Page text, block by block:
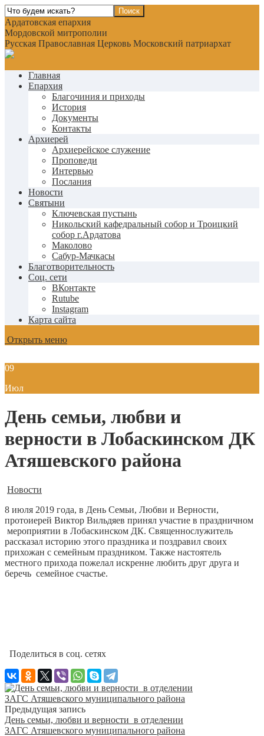
Ардатовская епархия
Мордовской митрополии
Русская Православная Церковь Московский патриархат
Главная
Епархия
Благочиния и приходы
История
Документы
Контакты
Архиерей
Архиерейское служение
Проповеди
Интервью
Послания
Новости
Святыни
Ключевская пустынь
Никольский кафедральный собор и Троицкий
собор г.Ардатова
Маколово
Сабур-Мачкасы
Благотворительность
Соц. сети
ВКонтакте
Rutube
Instagram
Карта сайта
Открыть меню
09
Июл
День семьи, любви и
верности в Лобаскинском ДК
Атяшевского района
Новости
8 июля 2019 года, в День Семьи, Любви и Верности,
протоиерей Виктор Вильдяев принял участие в праздничном
мероприятии в Лобаскинском ДК. Священнослужитель
рассказал историю этого праздника и поздравил своих
прихожан с семейным праздником. Также настоятель
местного прихода пожелал искренне любить друг друга и
беречь семейное счастье.
Поделиться в соц. сетях
Предыдущая запись
День семьи, любви и верности в отделении
ЗАГС Атяшевского муниципального района